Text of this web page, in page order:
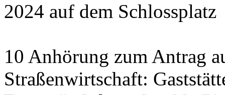
2024 auf dem Schlossplatz
10 Anhörung zum Antrag
Straßenwirtschaft: